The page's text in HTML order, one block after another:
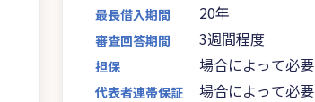
最長借入期間 20年
審査回答期間 3週間程度
担保 場合によって必要
代表者連帯保証 場合によって必要